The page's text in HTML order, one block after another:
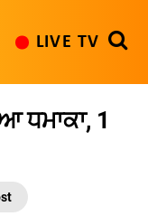
LIVE TV
ਧਮਾਕਾ, 1